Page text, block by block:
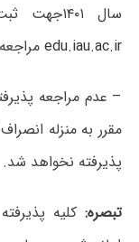
سال ۱۴۰۱جهت ثبت نام به سامانه آموزشیار به آدرس:
edu.iau.ac.ir
– عدم مراجعه
مقرر به منزله
پذیرفته نخواهد شد.
تبصره: کلیه